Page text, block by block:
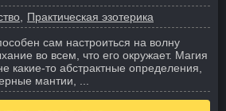
Практическая эзотерика
сам настроиться на волну
во всем, что его окружает. Магия
какие-то абстрактные определения,
мантии, ...